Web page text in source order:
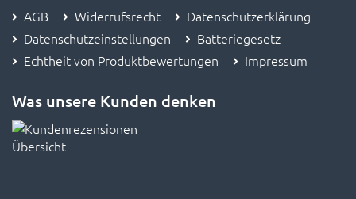
AGB Widerrufsrecht
Datenschutzerklärung
Datenschutzeinstellungen
Batteriegesetz
Echtheit von Produktbewertungen
Impressum
Was unsere Kunden denken